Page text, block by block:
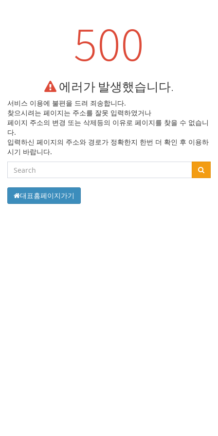
500
에러가 발생했습니다.
서비스 이용에 불편을 드려 죄송합니다.
찾으시려는 페이지는 주소를 잘못 입력하였거나
페이지 주소의 변경 또는 삭제등의 이유로 페이지를 찾을 수 없습니
다.
입력하신 페이지의 주소와 경로가 정확한지 한번 더 확인 후 이용하
시기 바랍니다.
대표홈페이지가기